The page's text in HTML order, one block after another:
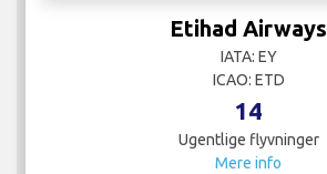
Etihad Airways
IATA: EY
ICAO: ETD
14
Ugentlige flyvninger
Mere info